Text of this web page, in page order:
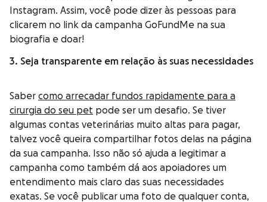
Instagram. Assim, você pode dizer às pessoas para
clicarem no link da campanha GoFundMe na sua
biografia e doar!
3. Seja transparente em relação às suas necessidades
Saber como arrecadar fundos rapidamente para a
cirurgia do seu pet pode ser um desafio. Se tiver
algumas contas veterinárias muito altas para pagar,
talvez você queira compartilhar fotos delas na página
da sua campanha. Isso não só ajuda a legitimar a
campanha como também dá aos apoiadores um
entendimento mais claro das suas necessidades
exatas. Se você publicar uma foto de qualquer conta,